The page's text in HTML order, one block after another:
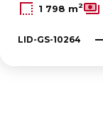
1 798 m2
LID-GS-10264